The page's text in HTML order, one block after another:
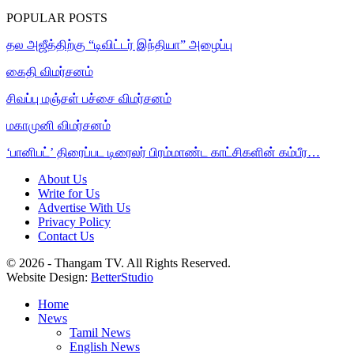
POPULAR POSTS
தல அஜீத்திற்கு “டிவிட்டர் இந்தியா” அழைப்பு
கைதி விமர்சனம்
சிவப்பு மஞ்சள் பச்சை விமர்சனம்
மகாமுனி விமர்சனம்
‘பானிபட்’ திரைப்பட டிரைலர் பிரம்மாண்ட காட்சிகளின் கம்பீர…
About Us
Write for Us
Advertise With Us
Privacy Policy
Contact Us
© 2026 - Thangam TV. All Rights Reserved.
Website Design: BetterStudio
Home
News
Tamil News
English News